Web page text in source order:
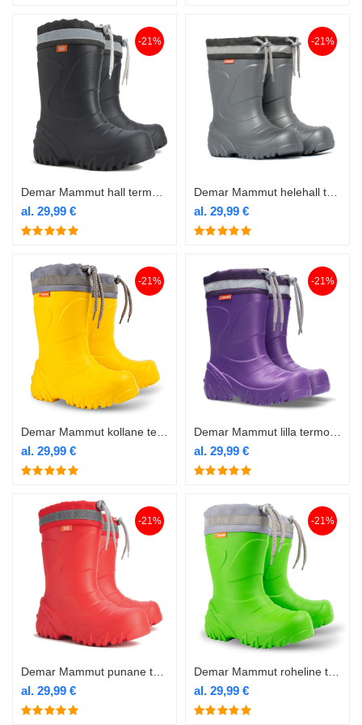
-21%
al. 29,99 €
-21%
al. 29,99 €
-21%
al. 29,99 €
-21%
al. 29,99 €
-21%
al. 29,99 €
-21%
al. 29,99 €